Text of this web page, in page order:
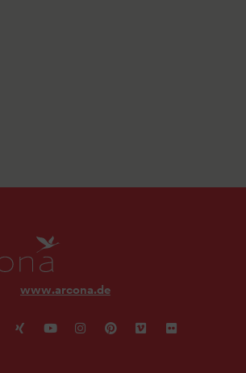
www.arcona.de